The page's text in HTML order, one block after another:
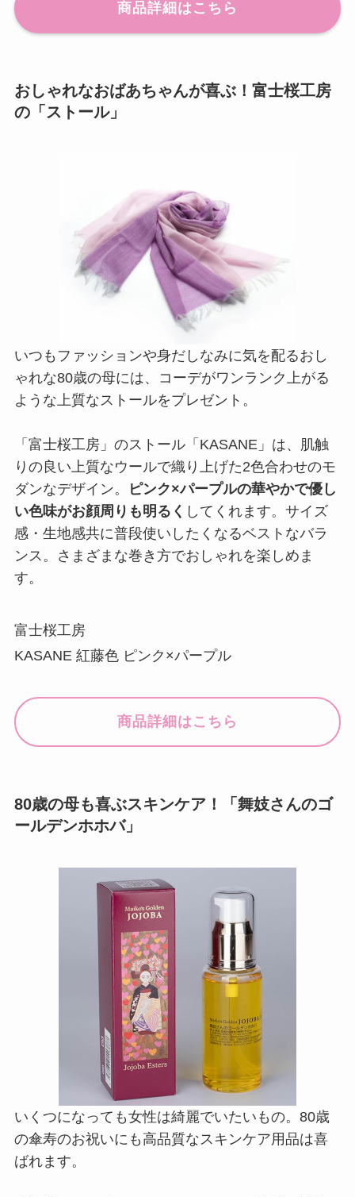
商品詳細はこちら
おしゃれなおばあちゃんが喜ぶ！富士桜工房
の「ストール」
いつもファッションや身だしなみに気を配るおし
ゃれな80歳の母には、コーデがワンランク上がる
ような上質なストールをプレゼント。
「富士桜工房」のストール「KASANE」は、肌触
りの良い上質なウールで織り上げた2色合わせのモ
ダンなデザイン。
ピンク×パープルの華やかで優し
い色味がお顔周りも明るく してくれます。サイズ
感・生地感共に普段使いしたくなるベストなバラ
ンス。さまざまな巻き方でおしゃれを楽しめま
す。
富士桜工房
KASANE 紅藤色 ピンク×パープル
商品詳細はこちら
80歳の母も喜ぶスキンケア！「舞妓さんのゴ
ールデンホホバ」
いくつになっても女性は綺麗でいたいもの。80歳
の傘寿のお祝いにも高品質なスキンケア用品は喜
ばれます。